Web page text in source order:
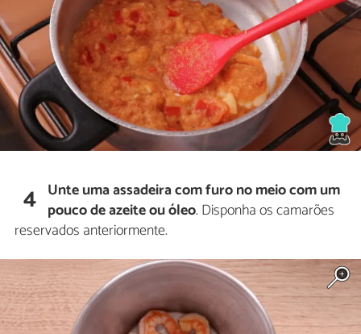
4 Unte uma assadeira com furo no meio com um
pouco de azeite ou óleo. Disponha os camarões
reservados anteriormente.